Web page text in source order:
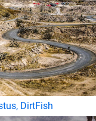
DirtFish